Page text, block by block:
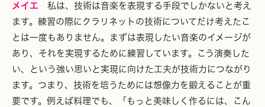
メイエ
私は、技術は音楽を表現する手段でしかないと考え
ます。練習の際にクラリネットの技術についてだけ考えたこ
とは一度もありません。まずは表現したい音楽のイメージが
あり、それを実現するために練習しています。こう演奏した
い、という強い思いと実現に向けた工夫が技術力につながり
ます。つまり、技術を培うためには想像力を鍛えることが重
要です。例えば料理でも、「もっと美味しく作るには、こん